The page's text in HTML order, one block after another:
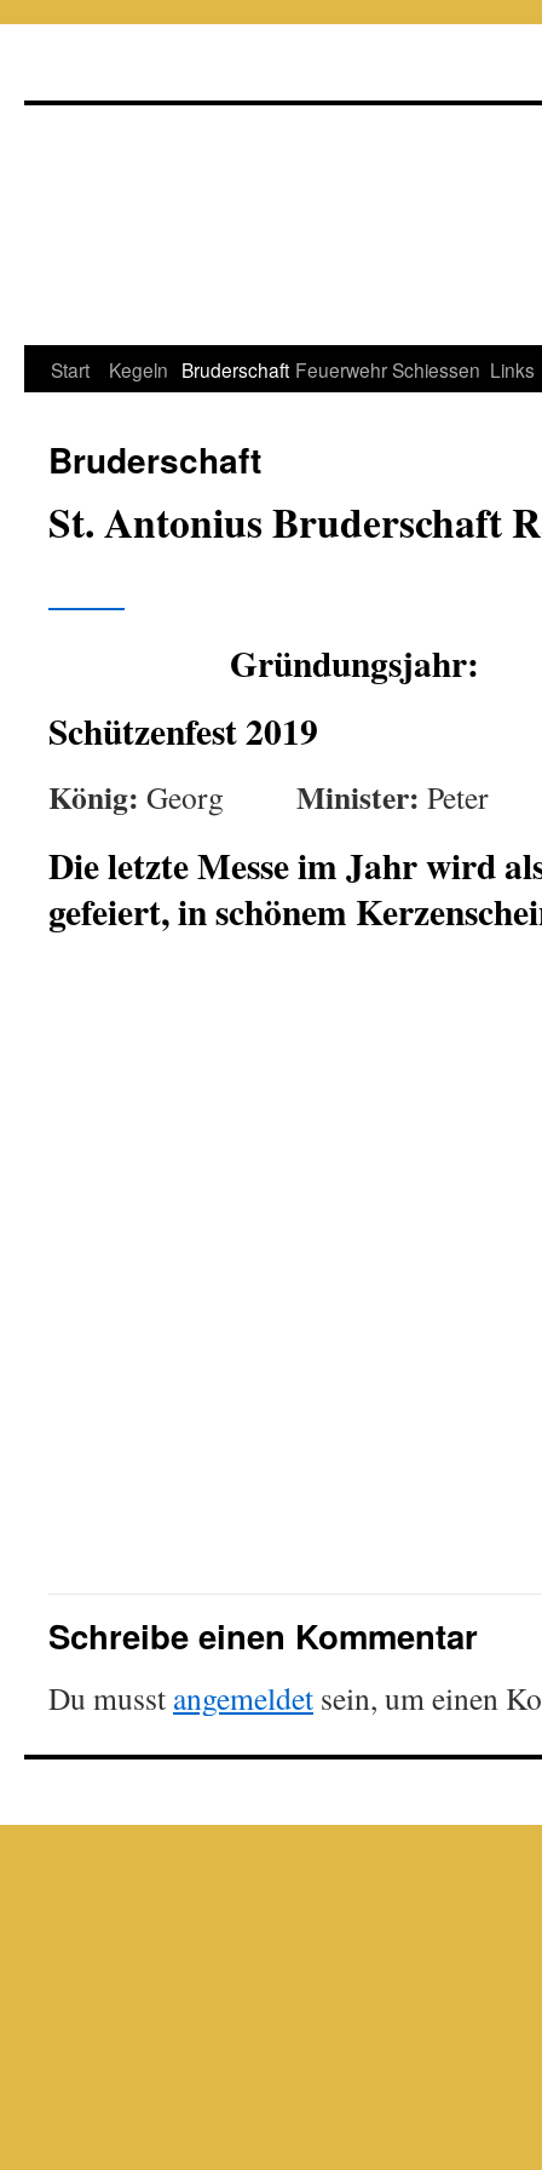
Zum
springen
Start Kegeln Bruderschaft FeuerwehrSchiessen Links
Bruderschaft
St. Antonius Bruderschaft
Schützenfest 2019
König: Georg Minister:
Die letzteMesseim Jahr wird
gefeiert, in schönem
Schreibe einen Kommentar
Du musst angemeldet sein, um einen